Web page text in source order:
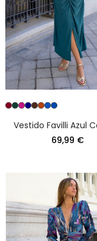
Vestido Favilli Azul
69,99 €